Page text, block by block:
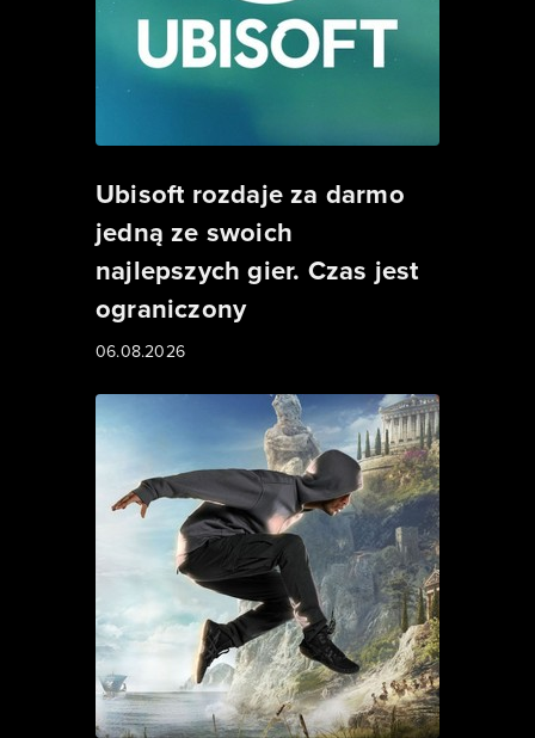
Ubisoft rozdaje za darmo
jedną ze swoich
najlepszych gier. Czas jest
ograniczony
06.08.2026